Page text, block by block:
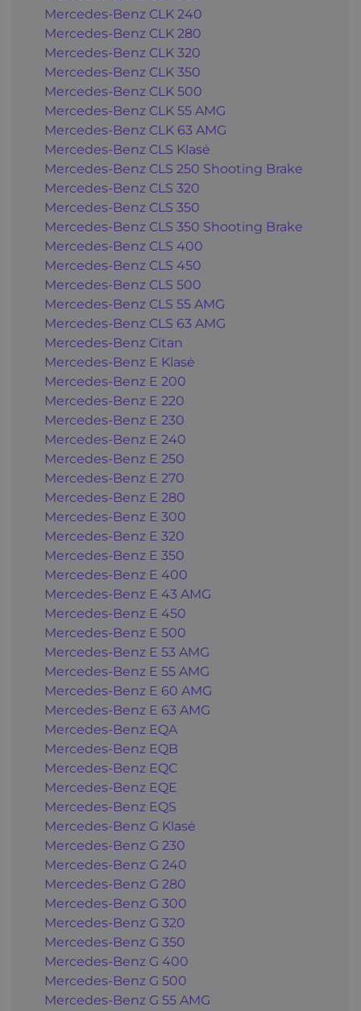
Mercedes-Benz CLK 240
Mercedes-Benz CLK 280
Mercedes-Benz CLK 320
Mercedes-Benz CLK 350
Mercedes-Benz CLK 500
Mercedes-Benz CLK 55 AMG
Mercedes-Benz CLK 63 AMG
Mercedes-Benz CLS Klasė
Mercedes-Benz CLS 250 Shooting Brake
Mercedes-Benz CLS 320
Mercedes-Benz CLS 350
Mercedes-Benz CLS 350 Shooting Brake
Mercedes-Benz CLS 400
Mercedes-Benz CLS 450
Mercedes-Benz CLS 500
Mercedes-Benz CLS 55 AMG
Mercedes-Benz CLS 63 AMG
Mercedes-Benz Citan
Mercedes-Benz E Klasė
Mercedes-Benz E 200
Mercedes-Benz E 220
Mercedes-Benz E 230
Mercedes-Benz E 240
Mercedes-Benz E 250
Mercedes-Benz E 270
Mercedes-Benz E 280
Mercedes-Benz E 300
Mercedes-Benz E 320
Mercedes-Benz E 350
Mercedes-Benz E 400
Mercedes-Benz E 43 AMG
Mercedes-Benz E 450
Mercedes-Benz E 500
Mercedes-Benz E 53 AMG
Mercedes-Benz E 55 AMG
Mercedes-Benz E 60 AMG
Mercedes-Benz E 63 AMG
Mercedes-Benz EQA
Mercedes-Benz EQB
Mercedes-Benz EQC
Mercedes-Benz EQE
Mercedes-Benz EQS
Mercedes-Benz G Klasė
Mercedes-Benz G 230
Mercedes-Benz G 240
Mercedes-Benz G 280
Mercedes-Benz G 300
Mercedes-Benz G 320
Mercedes-Benz G 350
Mercedes-Benz G 400
Mercedes-Benz G 500
Mercedes-Benz G 55 AMG